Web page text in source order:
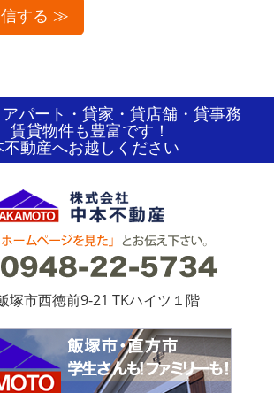
パート・貸家・貸店舗・貸事務
賃貸物件も豊富です！
不動産へお越しください
塚市西徳前9-21 TKハイツ１階